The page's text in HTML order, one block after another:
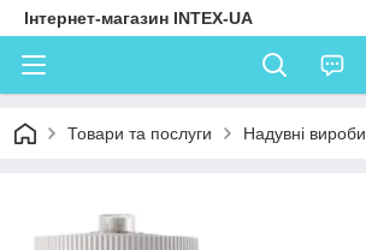
Інтернет-магазин INTEX-UA
Товари та послуги Надувні вироби